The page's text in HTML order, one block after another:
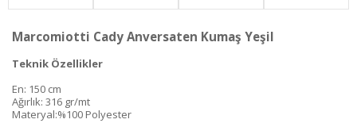
Marcomiotti Cady Anversaten Kumaş Yeşil
Teknik Özellikler
En: 150 cm
Ağırlık: 316 gr/mt
Materyal:%100 Polyester